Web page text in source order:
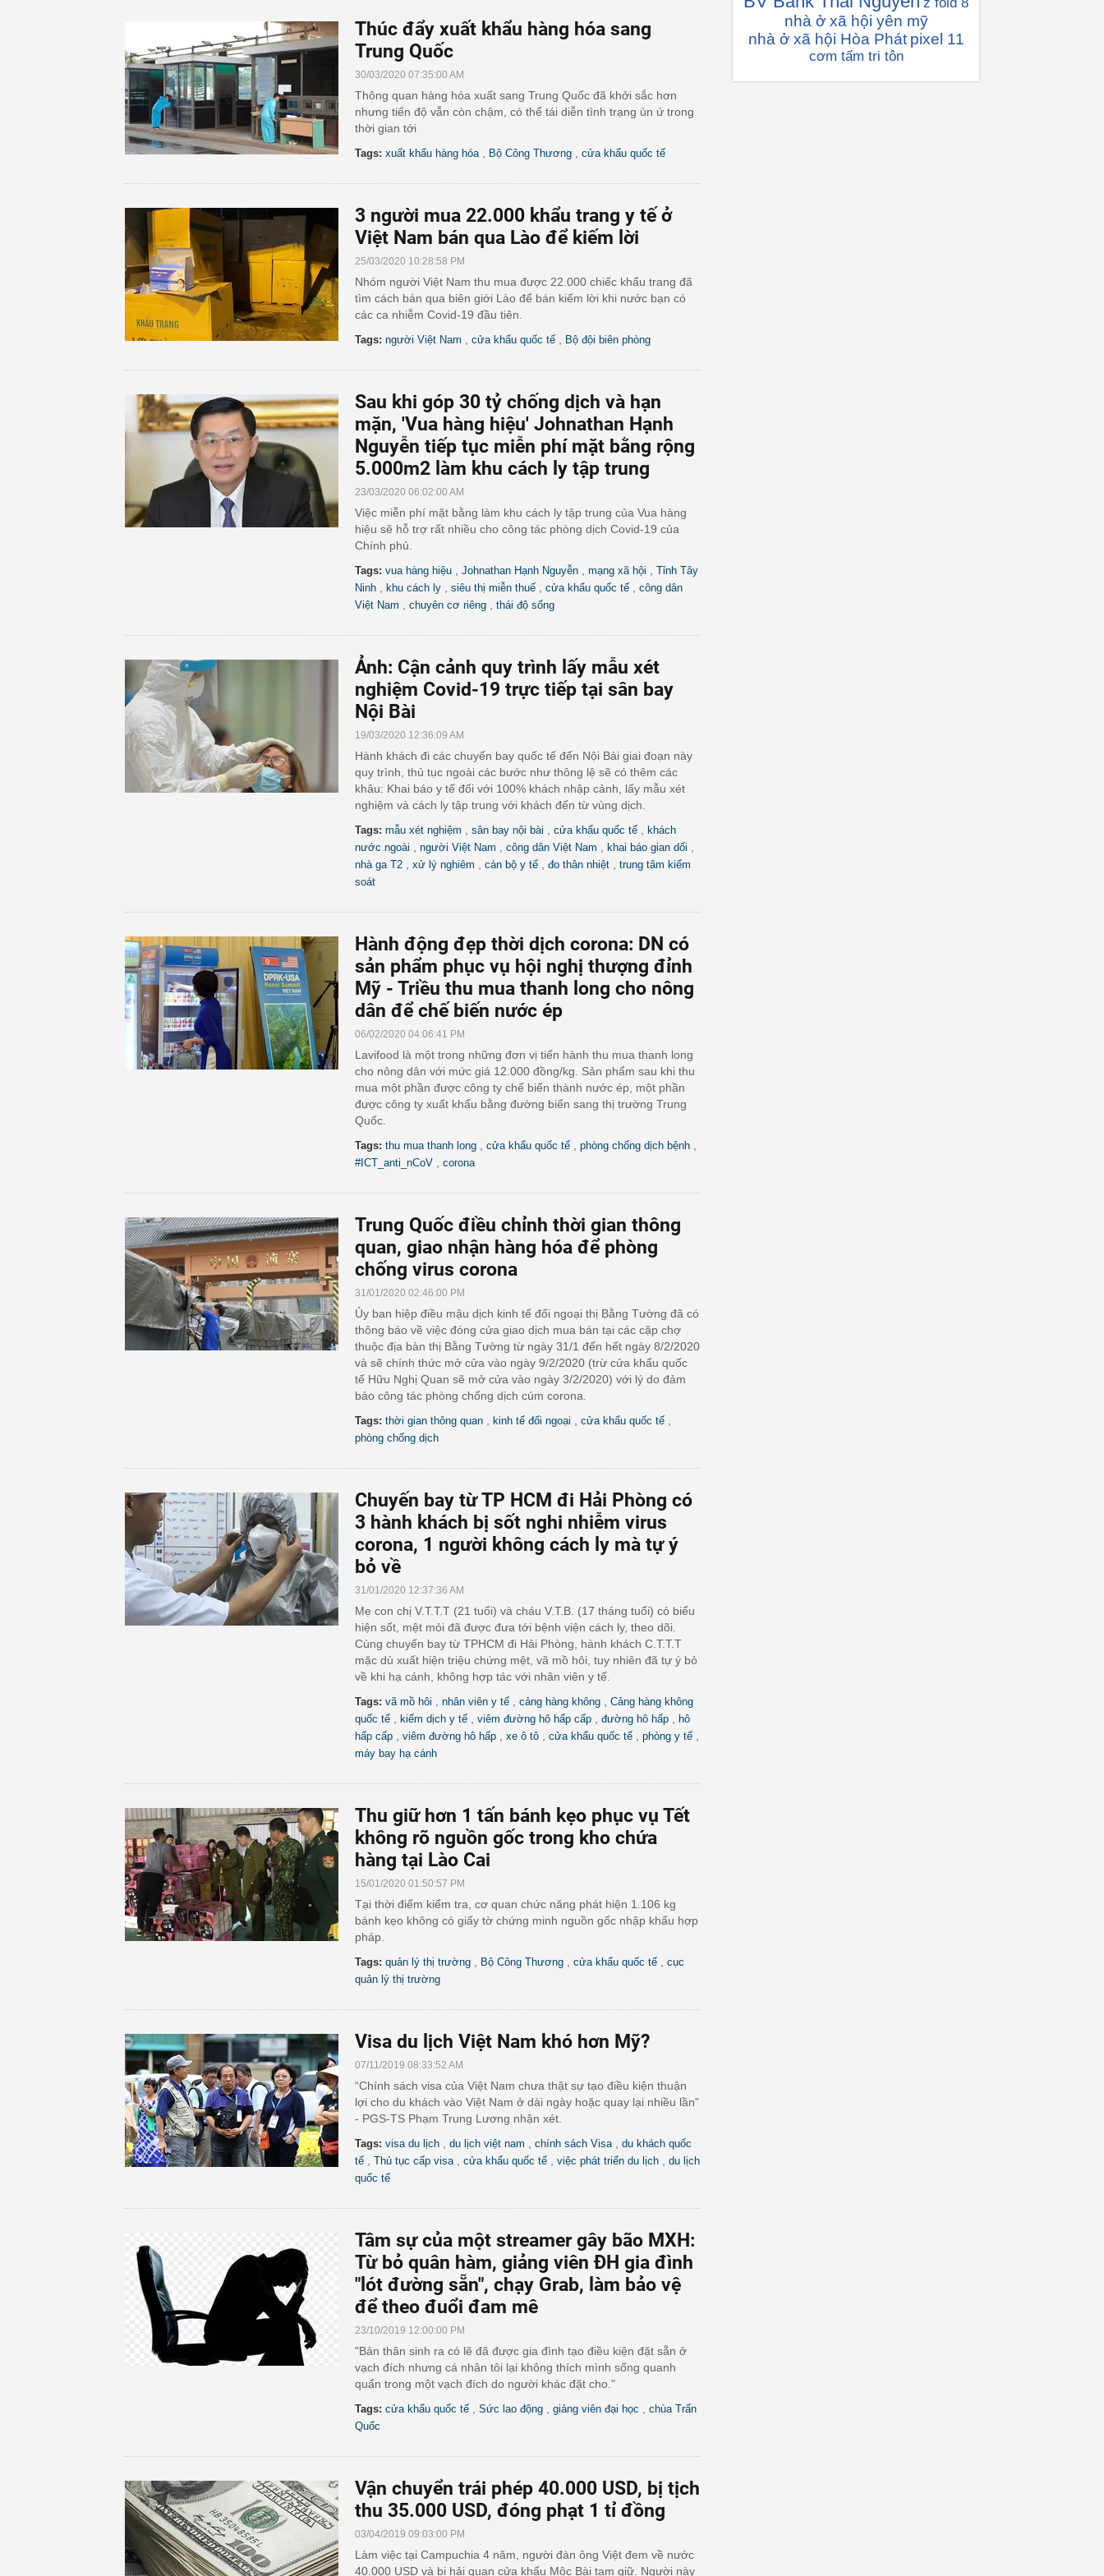
Thúc đẩy xuất khẩu hàng hóa sang
Trung Quốc
30/03/2020 07:35:00 AM
Thông quan hàng hóa xuất sang Trung Quốc đã khởi sắc hơn
nhưng tiến độ vẫn còn chậm, có thể tái diễn tình trạng ùn ứ trong
thời gian tới
Tags: xuất khẩu hàng hóa Bộ Công Thương cửa khẩu quốc tế
3 người mua 22.000 khẩu trang y tế ở
Việt Nam bán qua Lào để kiếm lời
25/03/2020 10:28:58 PM
Nhóm người Việt Nam thu mua được 22.000 chiếc khẩu trang đã
tìm cách bán qua biên giới Lào để bán kiếm lời khi nước bạn có
các ca nhiễm Covid-19 đầu tiên.
Tags: người Việt Nam cửa khẩu quốc tế Bộ đội biên phòng
Sau khi góp 30 tỷ chống dịch và hạn
mặn, 'Vua hàng hiệu' Johnathan Hạnh
Nguyễn tiếp tục miễn phí mặt bằng rộng
5.000m2 làm khu cách ly tập trung
23/03/2020 06:02:00 AM
Việc miễn phí mặt bằng làm khu cách ly tập trung của Vua hàng
hiệu sẽ hỗ trợ rất nhiều cho công tác phòng dịch Covid-19 của
Chính phủ.
Tags: vua hàng hiệu Johnathan Hạnh Nguyễn mạng xã hội
Tỉnh Tây
Ninh
khu cách ly siêu thị miễn thuế cửa khẩu quốc tế
công dân
Việt Nam
chuyên cơ riêng thái độ sống
Ảnh: Cận cảnh quy trình lấy mẫu xét
nghiệm Covid-19 trực tiếp tại sân bay
Nội Bài
19/03/2020 12:36:09 AM
Hành khách đi các chuyến bay quốc tế đến Nội Bài giai đoạn này
quy trình, thủ tục ngoài các bước như thông lệ sẽ có thêm các
khâu: Khai báo y tế đối với 100% khách nhập cảnh, lấy mẫu xét
nghiệm và cách ly tập trung với khách đến từ vùng dịch.
Tags: mẫu xét nghiệm sân bay nội bài cửa khẩu quốc tế
khách
nước ngoài
người Việt Nam công dân Việt Nam khai báo gian dối
nhà ga T2 xử lý nghiêm cán bộ y tế đo thân nhiệt
trung tâm kiểm
soát
Hành động đẹp thời dịch corona: DN có
sản phẩm phục vụ hội nghị thượng đỉnh
Mỹ - Triều thu mua thanh long cho nông
dân để chế biến nước ép
06/02/2020 04:06:41 PM
Lavifood là một trong những đơn vị tiến hành thu mua thanh long
cho nông dân với mức giá 12.000 đồng/kg. Sản phẩm sau khi thu
mua một phần được công ty chế biến thành nước ép, một phần
được công ty xuất khẩu bằng đường biển sang thị trường Trung
Quốc.
Tags: thu mua thanh long cửa khẩu quốc tế phòng chống dịch bệnh
#ICT_anti_nCoV corona
Trung Quốc điều chỉnh thời gian thông
quan, giao nhận hàng hóa để phòng
chống virus corona
31/01/2020 02:46:00 PM
Ủy ban hiệp điều mậu dịch kinh tế đối ngoại thị Bằng Tường đã có
thông báo về việc đóng cửa giao dịch mua bán tại các cặp chợ
thuộc địa bàn thị Bằng Tường từ ngày 31/1 đến hết ngày 8/2/2020
và sẽ chính thức mở cửa vào ngày 9/2/2020 (trừ cửa khẩu quốc
tế Hữu Nghị Quan sẽ mở cửa vào ngày 3/2/2020) với lý do đảm
bảo công tác phòng chống dịch cúm corona.
Tags: thời gian thông quan kinh tế đối ngoại cửa khẩu quốc tế
phòng chống dịch
Chuyến bay từ TP HCM đi Hải Phòng có
3 hành khách bị sốt nghi nhiễm virus
corona, 1 người không cách ly mà tự ý
bỏ về
31/01/2020 12:37:36 AM
Mẹ con chị V.T.T.T (21 tuổi) và cháu V.T.B. (17 tháng tuổi) có biểu
hiện sốt, mệt mỏi đã được đưa tới bệnh viện cách ly, theo dõi.
Cùng chuyến bay từ TPHCM đi Hải Phòng, hành khách C.T.T.T
mặc dù xuất hiện triệu chứng mệt, vã mồ hôi, tuy nhiên đã tự ý bỏ
về khi hạ cánh, không hợp tác với nhân viên y tế.
Tags: vã mồ hôi nhân viên y tế cảng hàng không
Cảng hàng không
quốc tế
kiểm dịch y tế viêm đường hô hấp cấp đường hô hấp
hô
hấp cấp
viêm đường hô hấp xe ô tô cửa khẩu quốc tế phòng y tế
máy bay hạ cánh
Thu giữ hơn 1 tấn bánh kẹo phục vụ Tết
không rõ nguồn gốc trong kho chứa
hàng tại Lào Cai
15/01/2020 01:50:57 PM
Tại thời điểm kiểm tra, cơ quan chức năng phát hiện 1.106 kg
bánh kẹo không có giấy tờ chứng minh nguồn gốc nhập khẩu hợp
pháp.
Tags: quản lý thị trường Bộ Công Thương cửa khẩu quốc tế
cục
quản lý thị trường
Visa du lịch Việt Nam khó hơn Mỹ?
07/11/2019 08:33:52 AM
“Chính sách visa của Việt Nam chưa thật sự tạo điều kiện thuận
lợi cho du khách vào Việt Nam ở dài ngày hoặc quay lại nhiều lần”
- PGS-TS Phạm Trung Lương nhận xét.
Tags: visa du lịch du lịch việt nam chính sách Visa
du khách quốc
tế
Thủ tục cấp visa cửa khẩu quốc tế việc phát triển du lịch
du lịch
quốc tế
Tâm sự của một streamer gây bão MXH:
Từ bỏ quân hàm, giảng viên ĐH gia đình
"lót đường sẵn", chạy Grab, làm bảo vệ
để theo đuổi đam mê
23/10/2019 12:00:00 PM
"Bản thân sinh ra có lẽ đã được gia đình tạo điều kiện đặt sẵn ở
vạch đích nhưng cá nhân tôi lại không thích mình sống quanh
quẩn trong một vạch đích do người khác đặt cho."
Tags: cửa khẩu quốc tế Sức lao động giảng viên đại học
chùa Trấn
Quốc
Vận chuyển trái phép 40.000 USD, bị tịch
thu 35.000 USD, đóng phạt 1 tỉ đồng
03/04/2019 09:03:00 PM
Làm việc tại Campuchia 4 năm, người đàn ông Việt đem về nước
40.000 USD và bị hải quan cửa khẩu Mộc Bài tạm giữ. Người này
nhà ở xã hội yên mỹ
nhà ở xã hội Hòa Phát pixel 11
cơm tấm tri tôn